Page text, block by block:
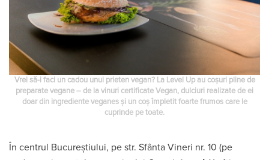
Vrei să-i faci un cadou unui prieten vegan? La Level Up au coșuri pline de
preparate vegane – de la vinuri certificate Vegan, dulciuri realizate de ei
doar din ingrediente veganes și un coș împletit foarte frumos care le
cuprinde pe toate.
În centrul Bucureștiului, pe str. Sfânta Vineri nr. 10 (pe